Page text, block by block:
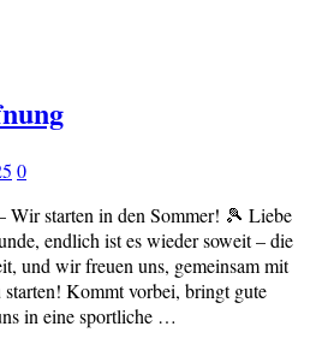
0
Wir starten in den Sommer! 🎾 Liebe
endlich ist es wieder soweit – die
und wir freuen uns, gemeinsam mit
starten! Kommt vorbei, bringt gute
in eine sportliche …